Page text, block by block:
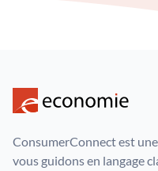
ConsumerConnect est
vous guidons en langage